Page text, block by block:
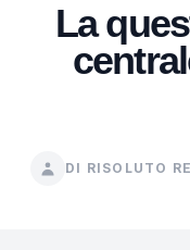
La
DI RISOLUTO